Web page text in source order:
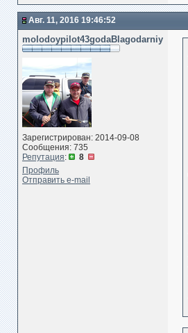
Авг. 11, 2016 19:46:52
molodoypilot43godaBlagodarniy
Зарегистрирован: 2014-09-08
Сообщения: 735
Репутация:
8
Профиль
Отправить e-mail